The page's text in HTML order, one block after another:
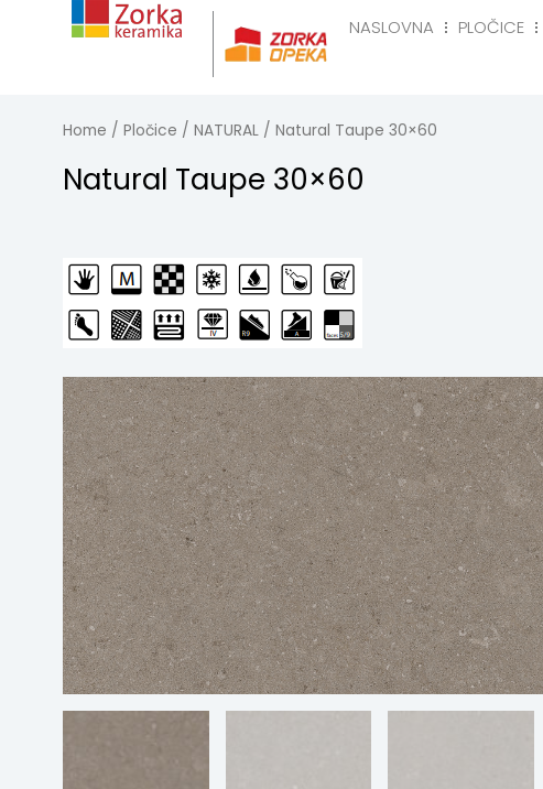
NASLOVNA PLOČICE
Naslovna
Home / Pločice / NATURAL / Natural Taupe 30×60
Natural Taupe 30×60